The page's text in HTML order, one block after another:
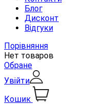
Блог
Дисконт
Відгуки
Порівняння
Нет товаров
Обране
Увійти
Кошик